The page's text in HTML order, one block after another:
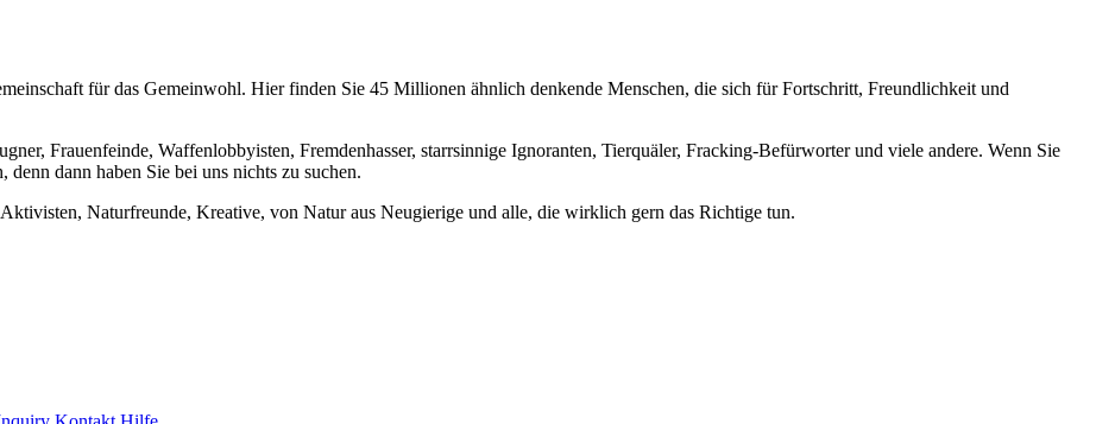
für das Gemeinwohl. Hier finden Sie 45 Millionen ähnlich denkende Menschen, die sich für Fortschritt, Freundlichkeit und
Frauenfeinde, Waffenlobbyisten, Fremdenhasser, starrsinnige Ignoranten, Tierquäler, Fracking-Befürworter und viele andere. Wenn Sie
dann haben Sie bei uns nichts zu suchen.
Naturfreunde, Kreative, von Natur aus Neugierige und alle, die wirklich gern das Richtige tun.